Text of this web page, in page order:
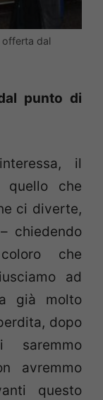
offerta dal
punto di
il
quello che
ci diverte,
chiedendo
che
ad
già molto
dopo
avremmo
questo